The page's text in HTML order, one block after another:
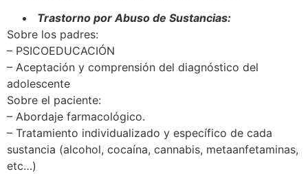
Trastorno por Abuso de Sustancias:
Sobre los padres:
– PSICOEDUCACIÓN
– Aceptación y comprensión del diagnóstico del
adolescente
Sobre el paciente:
– Abordaje farmacológico.
– Tratamiento individualizado y específico de cada
sustancia (alcohol, cocaína, cannabis, metaanfetaminas,
etc…)